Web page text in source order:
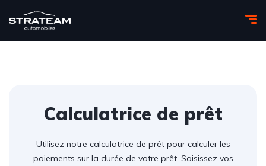
Calculatrice de prêt
Utilisez notre calculatrice de prêt pour calculer les
paiements sur la durée de votre prêt. Saisissez vos